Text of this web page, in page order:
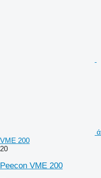
VME 200
20
Peecon VME 200